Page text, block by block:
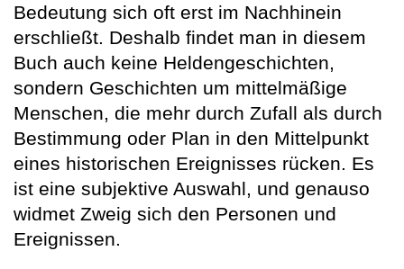
Bedeutung sich oft erst im Nachhinein
erschließt. Deshalb findet man in diesem
Buch auch keine Heldengeschichten,
sondern Geschichten um mittelmäßige
Menschen, die mehr durch Zufall als durch
Bestimmung oder Plan in den Mittelpunkt
eines historischen Ereignisses rücken. Es
ist eine subjektive Auswahl, und genauso
widmet Zweig sich den Personen und
Ereignissen.